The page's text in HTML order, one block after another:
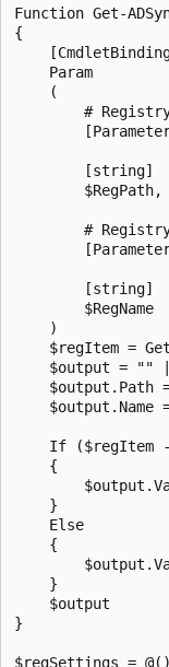
Function Get-
{
    Param
    (
#
        [string]
        $RegPath,
#
        [string]
        $RegName
    )
$regItem =
$output = ""
$output.Path
$output.Name
If ($regItem
    {
    }
    Else
    {
    }
    $output
}
$regSettings = @()